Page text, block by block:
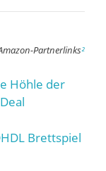
Partnerlinks²
Höhle der
Brettspiel